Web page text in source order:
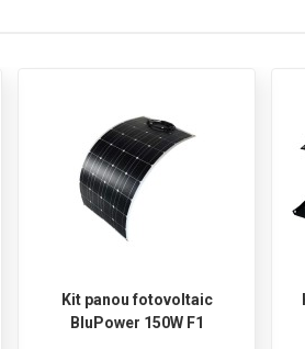
Kit panou fotovoltaic
BluPower 150W F1